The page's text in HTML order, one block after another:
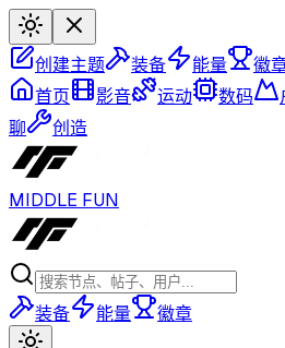
创建主题 装备 能量 徽
首页
影音 运动 数码
聊
创造
MIDDLE FUN
装备 能量 徽章